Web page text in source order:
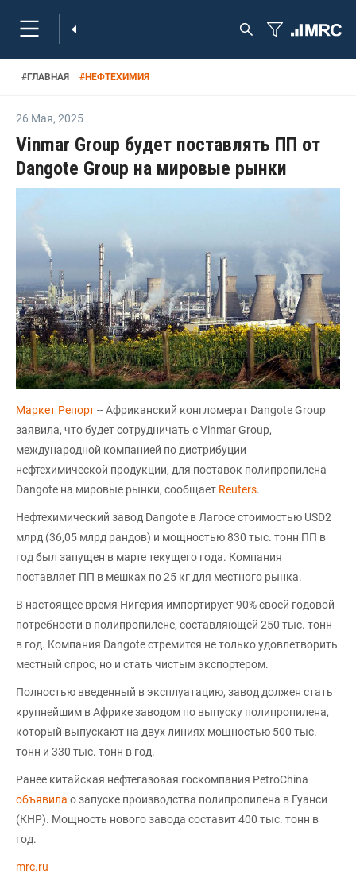
#ГЛАВНАЯ #НЕФТЕХИМИЯ
26 Мая, 2025
Vinmar Group будет поставлять ПП от
Dangote Group на мировые рынки
Маркет Репорт-- Африканский конгломерат Dangote Group
заявила, что будет сотрудничать с Vinmar Group,
международной компанией по дистрибуции
нефтехимической продукции, для поставок полипропилена
Dangote на мировые рынки, сообщает Reuters.
Нефтехимический завод Dangote в Лагосе стоимостью USD2
млрд (36,05 млрд рандов) и мощностью 830 тыс. тонн ПП в
год был запущен в марте текущего года. Компания
поставляет ПП в мешках по 25 кг для местного рынка.
В настоящее время Нигерия импортирует 90% своей годовой
потребности в полипропилене, составляющей 250 тыс. тонн
в год. Компания Dangote стремится не только удовлетворить
местный спрос, но и стать чистым экспортером.
Полностью введенный в эксплуатацию, завод должен стать
крупнейшим в Африке заводом по выпуску полипропилена,
который выпускают на двух линиях мощностью 500 тыс.
тонн и 330 тыс. тонн в год.
Ранее китайская нефтегазовая госкомпания PetroChina
объявила о запуске производства полипропилена в Гуанси
(КНР). Мощность нового завода составит 400 тыс. тонн в
год.
mrc.ru